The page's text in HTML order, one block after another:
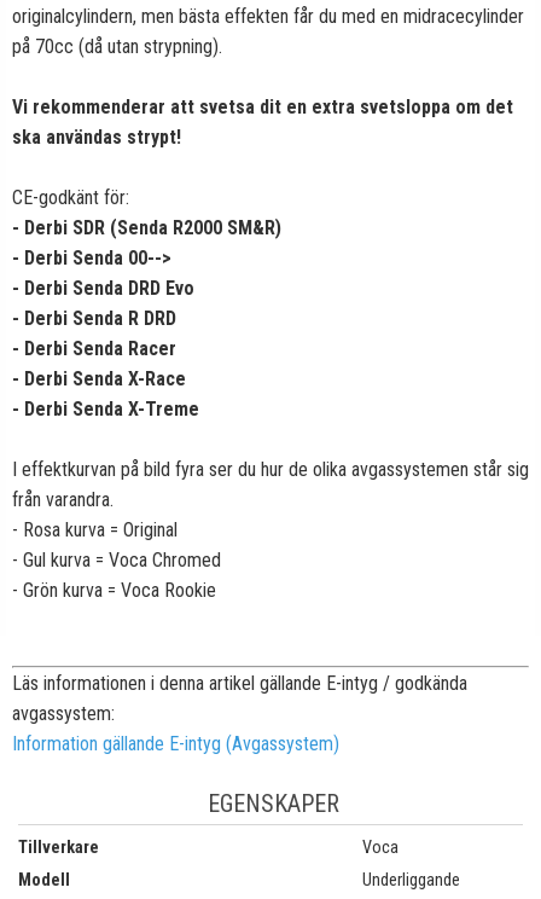
originalcylindern, men bästa effekten får du med en midracecylinder
på 70cc (då utan strypning).
Vi rekommenderar att svetsa dit en extra svetsloppa om det
ska användas strypt!
CE-godkänt för:
- Derbi SDR (Senda R2000 SM&R)
- Derbi Senda 00-->
- Derbi Senda DRD Evo
- Derbi Senda R DRD
- Derbi Senda Racer
- Derbi Senda X-Race
- Derbi Senda X-Treme
I effektkurvan på bild fyra ser du hur de olika avgassystemen står sig
från varandra.
- Rosa kurva = Original
- Gul kurva = Voca Chromed
- Grön kurva = Voca Rookie
Läs informationen i denna artikel gällande E-intyg / godkända
avgassystem:
Information gällande E-intyg (Avgassystem)
EGENSKAPER
Tillverkare
Voca
Modell
Underliggande